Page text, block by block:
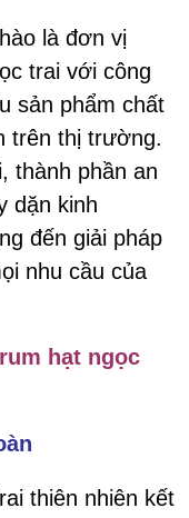
là đơn vị
trai với công
sản phẩm chất
trên thị trường.
thành phần an
dặn kinh
đến giải pháp
nhu cầu của
hạt ngọc
thiên nhiên kết